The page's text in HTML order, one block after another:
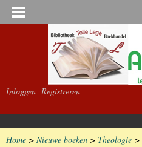
Inloggen Registreren
Home > Nieuwe boeken > Theologie >